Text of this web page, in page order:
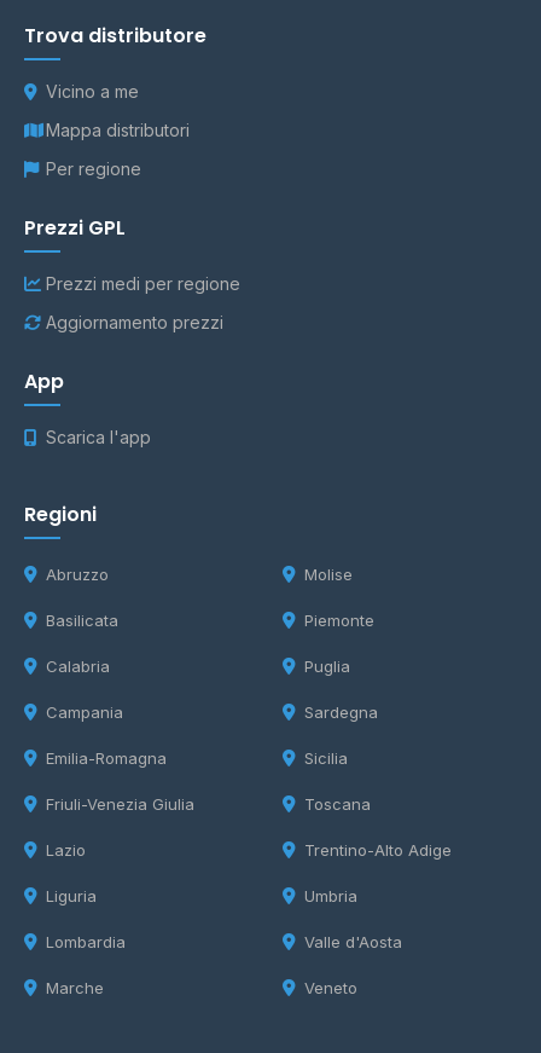
Trova distributore
Vicino a me
Mappa distributori
Per regione
Prezzi GPL
Prezzi medi per regione
Aggiornamento prezzi
App
Scarica l'app
Regioni
Abruzzo
Basilicata
Calabria
Campania
Emilia-Romagna
Friuli-Venezia Giulia
Lazio
Liguria
Lombardia
Marche
Molise
Piemonte
Puglia
Sardegna
Sicilia
Toscana
Trentino-Alto Adige
Umbria
Valle d'Aosta
Veneto